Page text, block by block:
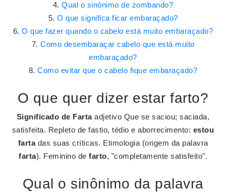
Qual o sinônimo de zombando?
O que significa ficar embaraçado?
O que fazer quando o cabelo está muito embaraçado?
Como desembaraçar cabelo que está muito
embaraçado?
Como evitar que o cabelo fique embaraçado?
O que quer dizer estar farto?
Significado de Fartaadjetivo Que se saciou; saciada,
satisfeita. Repleto de fastio, tédio e aborrecimento: estou
fartadas suas críticas. Etimologia (origem da palavra
farta). Feminino de farto, "completamente satisfeito".
Qual o sinônimo da palavra